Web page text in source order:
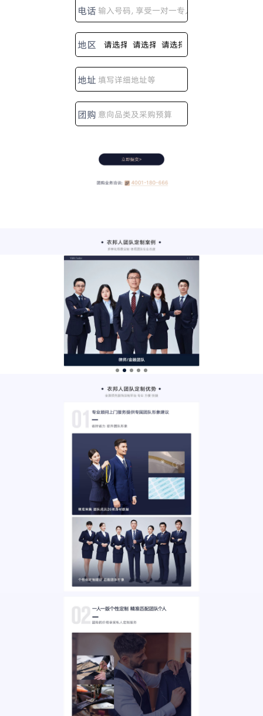
电话
地区
地址
团购